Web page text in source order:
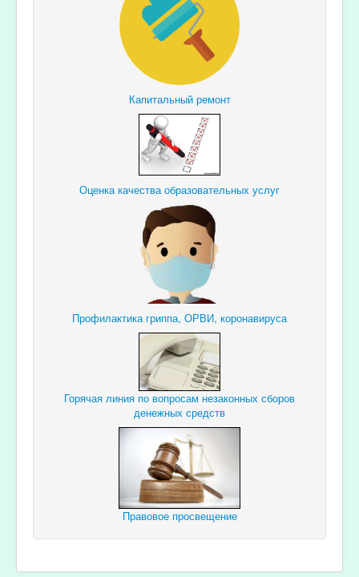
Капитальный ремонт
Оценка качества образовательных услуг
Профилактика гриппа, ОРВИ, коронавируса
Горячая линия по вопросам незаконных сборов
денежных средств
Правовое просвещение